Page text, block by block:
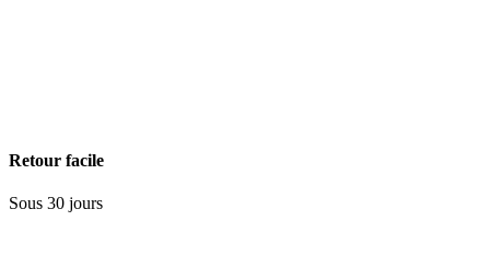
Retour facile
Sous 30 jours